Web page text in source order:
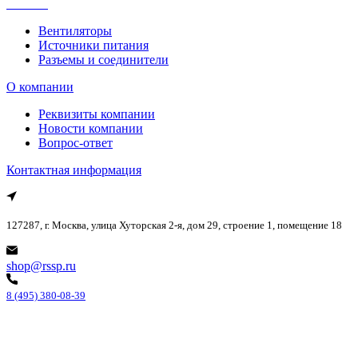
Вентиляторы
Источники питания
Разъемы и соединители
О компании
Реквизиты компании
Новости компании
Вопрос-ответ
Контактная информация
127287, г. Москва, улица Хуторская 2-я, дом 29, строение 1, помещение 18
shop@rssp.ru
8 (495) 380-08-39